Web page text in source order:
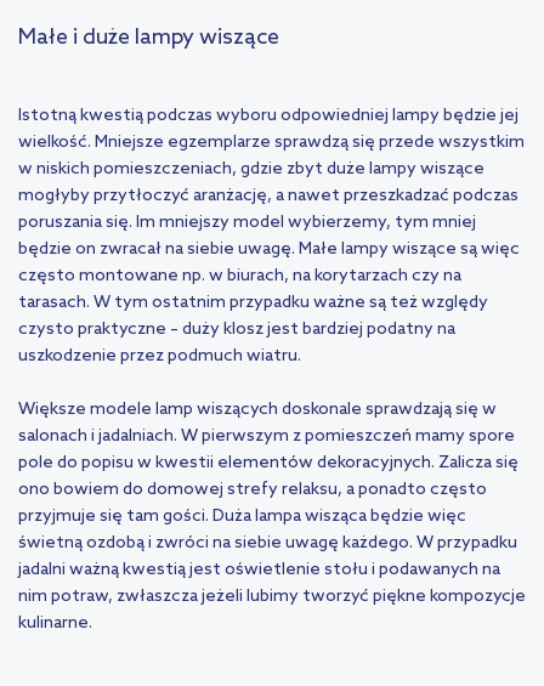
Małe i duże lampy wiszące
Istotną kwestią podczas wyboru odpowiedniej lampy będzie jej
wielkość. Mniejsze egzemplarze sprawdzą się przede wszystkim
w niskich pomieszczeniach, gdzie zbyt duże lampy wiszące
mogłyby przytłoczyć aranżację, a nawet przeszkadzać podczas
poruszania się. Im mniejszy model wybierzemy, tym mniej
będzie on zwracał na siebie uwagę. Małe lampy wiszące są więc
często montowane np. w biurach, na korytarzach czy na
tarasach. W tym ostatnim przypadku ważne są też względy
czysto praktyczne – duży klosz jest bardziej podatny na
uszkodzenie przez podmuch wiatru.
Większe modele lamp wiszących doskonale sprawdzają się w
salonach i jadalniach. W pierwszym z pomieszczeń mamy spore
pole do popisu w kwestii elementów dekoracyjnych. Zalicza się
ono bowiem do domowej strefy relaksu, a ponadto często
przyjmuje się tam gości. Duża lampa wisząca będzie więc
świetną ozdobą i zwróci na siebie uwagę każdego. W przypadku
jadalni ważną kwestią jest oświetlenie stołu i podawanych na
nim potraw, zwłaszcza jeżeli lubimy tworzyć piękne kompozycje
kulinarne.